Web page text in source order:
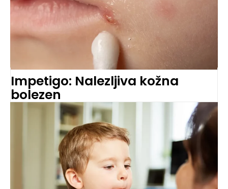
Impetigo: Nalezljiva kožna
bolezen